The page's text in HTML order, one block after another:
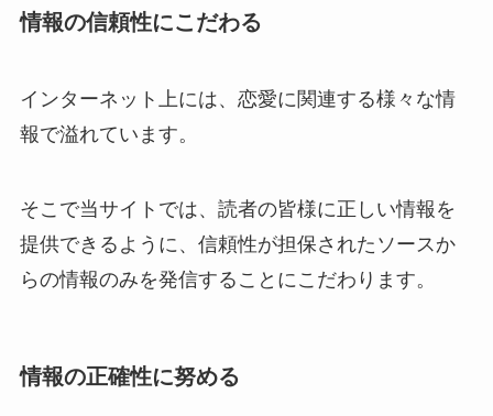
情報の信頼性にこだわる
インターネット上には、恋愛に関連する様々な情
報で溢れています。
そこで当サイトでは、読者の皆様に正しい情報を
提供できるように、信頼性が担保されたソースか
らの情報のみを発信することにこだわります。
情報の正確性に努める